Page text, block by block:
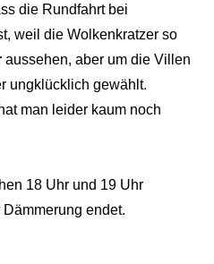
die Rundfahrt bei
weil die Wolkenkratzer so
aussehen, aber um die Villen
ungklücklich gewählt.
man leider kaum noch
18 Uhr und 19 Uhr
endet.